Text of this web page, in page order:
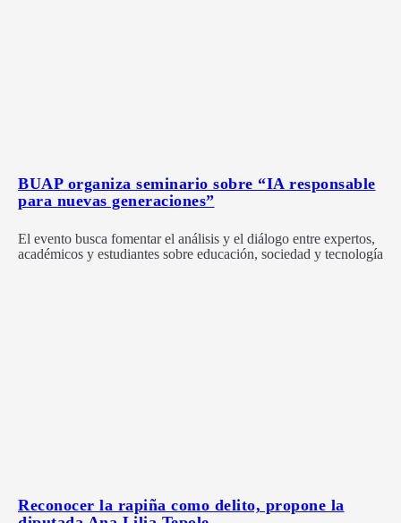
BUAP organiza seminario sobre “IA responsable
para nuevas generaciones”
El evento busca fomentar el análisis y el diálogo entre expertos,
académicos y estudiantes sobre educación, sociedad y tecnología
Reconocer la rapiña como delito, propone la